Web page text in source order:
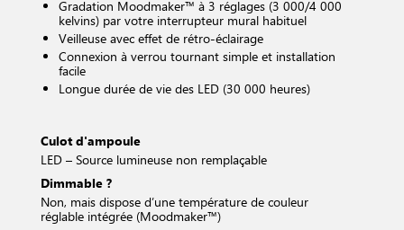
Gradation Moodmaker™ à 3 réglages (3 000/4 000
kelvins) par votre interrupteur mural habituel
Veilleuse avec effet de rétro-éclairage
Connexion à verrou tournant simple et installation
facile
Longue durée de vie des LED (30 000 heures)
Culot d'ampoule
LED – Source lumineuse non remplaçable
Dimmable ?
Non, mais dispose d’une température de couleur
réglable intégrée (Moodmaker™)